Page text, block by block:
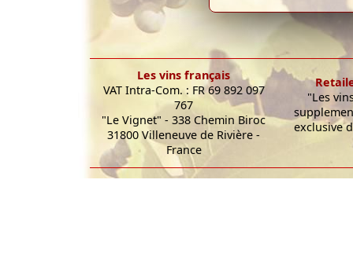
Les vins français
VAT Intra-Com. : FR 69 892 097
767
"Le Vignet" - 338 Chemin Biroc
31800 Villeneuve de Rivière -
France
"Les
exclusive